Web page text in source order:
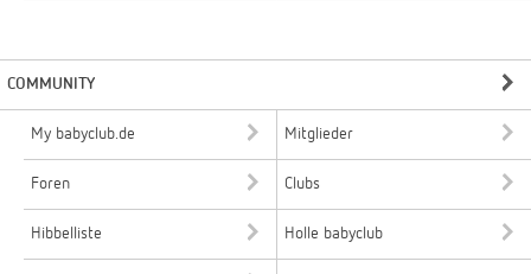
COMMUNITY
My babyclub.de Mitglieder
Foren Clubs
Hibbelliste Holle babyclub